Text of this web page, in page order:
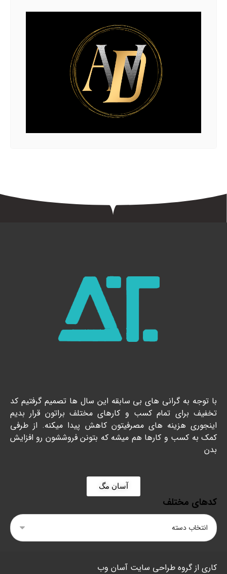
با توجه به گرانی های بی سابقه این سال ها تصمیم گرفتیم کد
تخفیف برای تمام کسب و کارهای مختلف براتون قرار بدیم
اینجوری هزینه های مصرفیتون کاهش پیدا میکنه. از طرفی
کمک به کسب و کارها هم میشه که بتونن فروششون رو افزایش
بدن
آسان مگ
کدهای مختلف
کاری از گروه طراحی سایت آسان وب